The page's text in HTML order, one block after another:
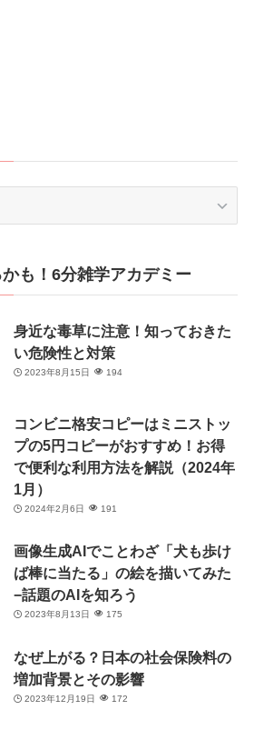
も！6分雑学アカデミー
身近な毒草に注意！知っておきた
い危険性と対策
2023年8月15日 194
コンビニ格安コピーはミニストッ
プの5円コピーがおすすめ！お得
で便利な利用方法を解説（2024年
1月）
2024年2月6日 191
画像生成AIでことわざ「犬も歩け
ば棒に当たる」の絵を描いてみた
−話題のAIを知ろう
2023年8月13日 175
なぜ上がる？日本の社会保険料の
増加背景とその影響
2023年12月19日 172